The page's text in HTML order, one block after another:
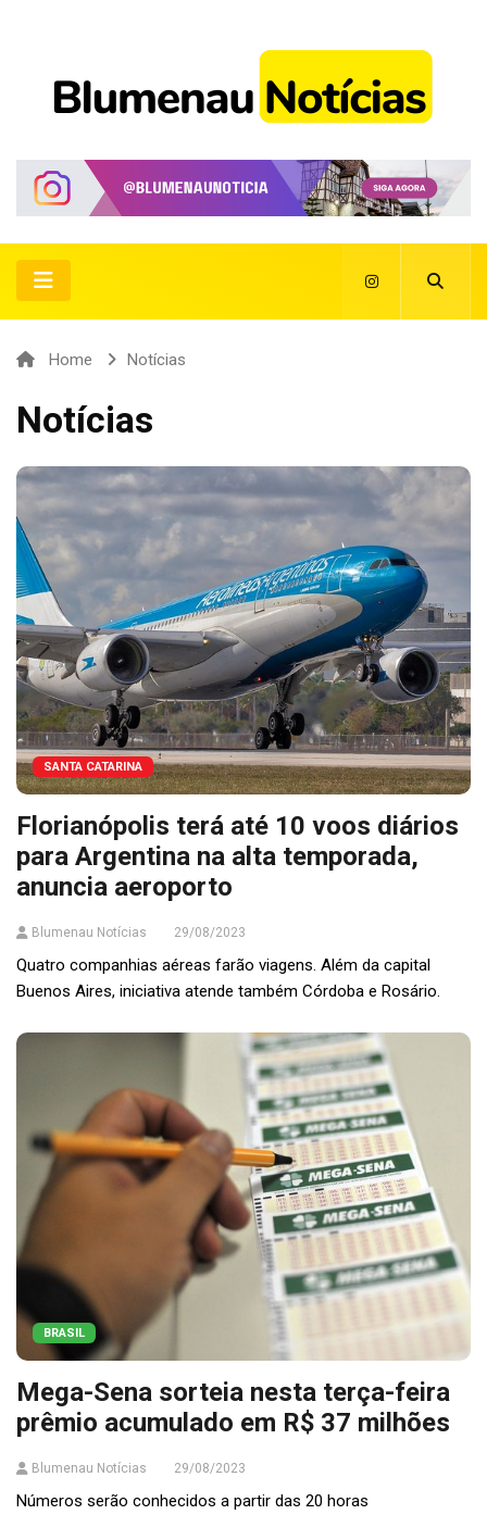
Home Notícias
Notícias
SANTA CATARINA
Florianópolis terá até 10 voos diários
para Argentina na alta temporada,
anuncia aeroporto
Blumenau Notícias 29/08/2023
Quatro companhias aéreas farão viagens. Além da capital
Buenos Aires, iniciativa atende também Córdoba e Rosário.
BRASIL
Mega-Sena sorteia nesta terça-feira
prêmio acumulado em R$ 37 milhões
Blumenau Notícias 29/08/2023
Números serão conhecidos a partir das 20 horas